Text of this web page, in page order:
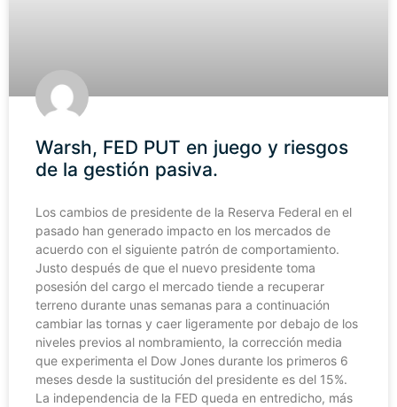
Warsh, FED PUT en juego y riesgos
de la gestión pasiva.
Los cambios de presidente de la Reserva Federal en el
pasado han generado impacto en los mercados de
acuerdo con el siguiente patrón de comportamiento.
Justo después de que el nuevo presidente toma
posesión del cargo el mercado tiende a recuperar
terreno durante unas semanas para a continuación
cambiar las tornas y caer ligeramente por debajo de los
niveles previos al nombramiento, la corrección media
que experimenta el Dow Jones durante los primeros 6
meses desde la sustitución del presidente es del 15%.
La independencia de la FED queda en entredicho, más